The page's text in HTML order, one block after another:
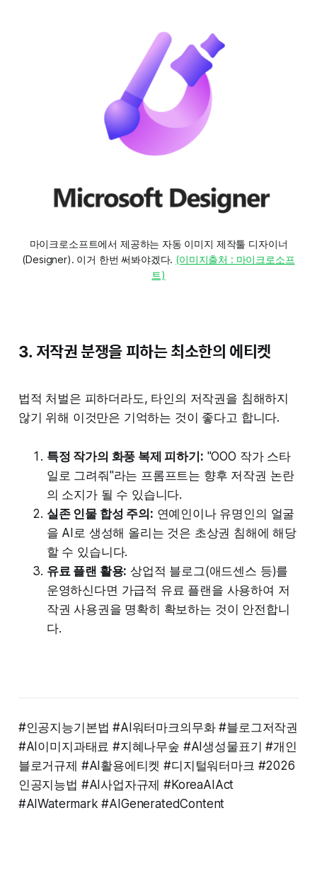
마이크로소프트에서 제공하는 자동 이미지 제작툴 디자이너
(Designer). 이거 한번 써봐야겠다. (이미지출처 : 마이크로소프
트)
3. 저작권 분쟁을 피하는 최소한의 에티켓
법적 처벌은 피하더라도, 타인의 저작권을 침해하지
않기 위해 이것만은 기억하는 것이 좋다고 합니다.
특정 작가의 화풍 복제 피하기: "OOO 작가 스타
일로 그려줘"라는 프롬프트는 향후 저작권 논란
의 소지가 될 수 있습니다.
실존 인물 합성 주의: 연예인이나 유명인의 얼굴
을 AI로 생성해 올리는 것은 초상권 침해에 해당
할 수 있습니다.
유료 플랜 활용: 상업적 블로그(애드센스 등)를
운영하신다면 가급적 유료 플랜을 사용하여 저
작권 사용권을 명확히 확보하는 것이 안전합니
다.
#인공지능기본법 #AI워터마크의무화 #블로그저작권
#AI이미지과태료 #지혜나무숲 #AI생성물표기 #개인
블로거규제 #AI활용에티켓 #디지털워터마크 #2026
인공지능법 #AI사업자규제 #KoreaAIAct
#AIWatermark #AIGeneratedContent